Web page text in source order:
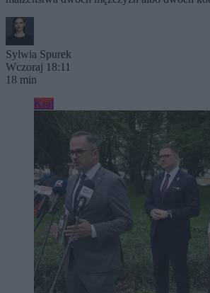
Sylwia Spurek
Wczoraj 18:11
18 min
Kraj